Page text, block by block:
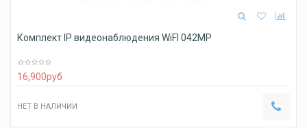
Комплект IP видеонаблюдения WiFI 042MP
16,900руб
НЕТ В НАЛИЧИИ